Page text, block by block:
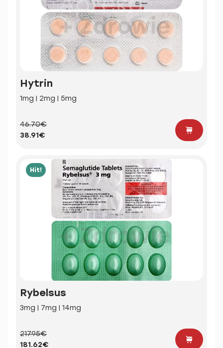
Hytrin
1mg | 2mg | 5mg
46.70€
38.91€
Hit!
Rybelsus
3mg | 7mg | 14mg
217.95€
181.62€